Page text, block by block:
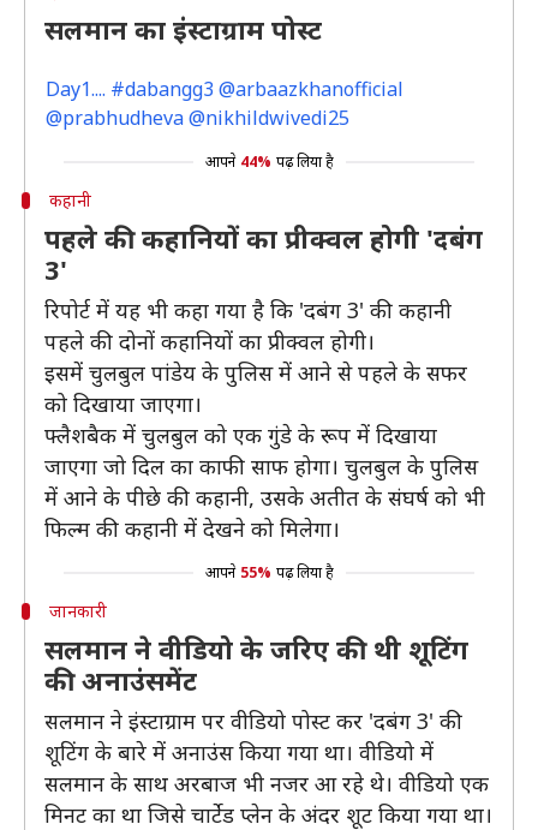
सलमान का इंस्टाग्राम पोस्ट
Day1.... #dabangg3 @arbaazkhanofficial
@prabhudheva @nikhildwivedi25
आपने 44% पढ़ लिया है
कहानी
पहले की कहानियों का प्रीक्वल होगी 'दबंग
3'
रिपोर्ट में यह भी कहा गया है कि 'दबंग 3' की कहानी
पहले की दोनों कहानियों का प्रीक्वल होगी।
इसमें चुलबुल पांडेय के पुलिस में आने से पहले के सफर
को दिखाया जाएगा।
फ्लैशबैक में चुलबुल को एक गुंडे के रूप में दिखाया
जाएगा जो दिल का काफी साफ होगा। चुलबुल के पुलिस
में आने के पीछे की कहानी, उसके अतीत के संघर्ष को भी
फिल्म की कहानी में देखने को मिलेगा।
आपने 55% पढ़ लिया है
जानकारी
सलमान ने वीडियो के जरिए की थी शूटिंग
की अनाउंसमेंट
सलमान ने इंस्टाग्राम पर वीडियो पोस्ट कर 'दबंग 3' की
शूटिंग के बारे में अनाउंस किया गया था। वीडियो में
सलमान के साथ अरबाज भी नजर आ रहे थे। वीडियो एक
मिनट का था जिसे चार्टेड प्लेन के अंदर शूट किया गया था।